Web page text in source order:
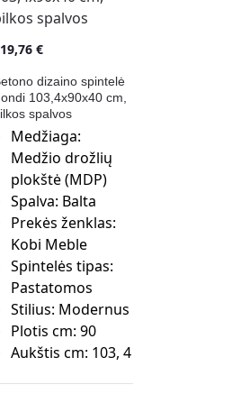
€
dizaino spintelė
103,4x90x40 cm,
spalvos
Medžiaga:
Medžio drožlių
plokštė (MDP)
Spalva: Balta
Prekės ženklas:
Kobi Meble
Spintelės tipas:
Pastatomos
Stilius: Modernus
Plotis cm: 90
Aukštis cm: 103, 4